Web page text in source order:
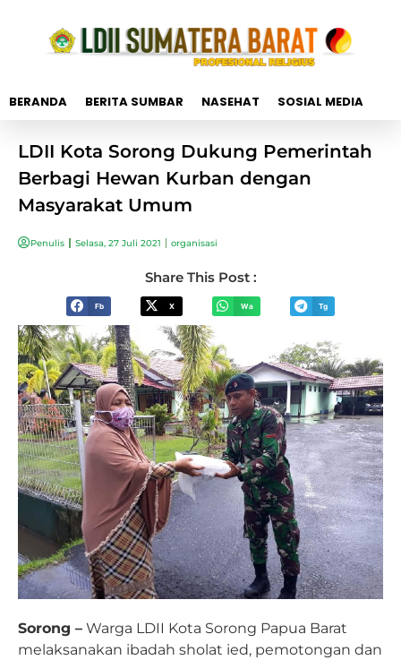
BERANDA BERITA SUMBAR NASEHAT SOSIAL MEDIA
LDII Kota Sorong Dukung Pemerintah
Berbagi Hewan Kurban dengan
Masyarakat Umum
Penulis Selasa, 27 Juli 2021 organisasi
Share This Post :
Fb X Wa Tg
Sorong – Warga LDII Kota Sorong Papua Barat
melaksanakan ibadah sholat ied, pemotongan dan